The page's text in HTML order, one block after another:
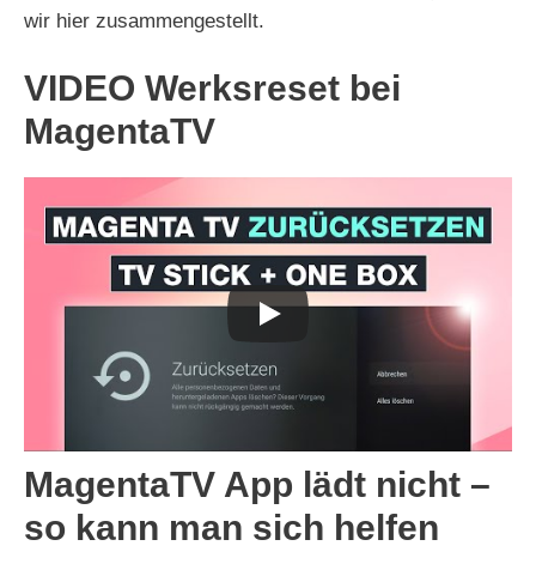
wir hier zusammengestellt.
VIDEO Werksreset bei
MagentaTV
MagentaTV App lädt nicht –
so kann man sich helfen